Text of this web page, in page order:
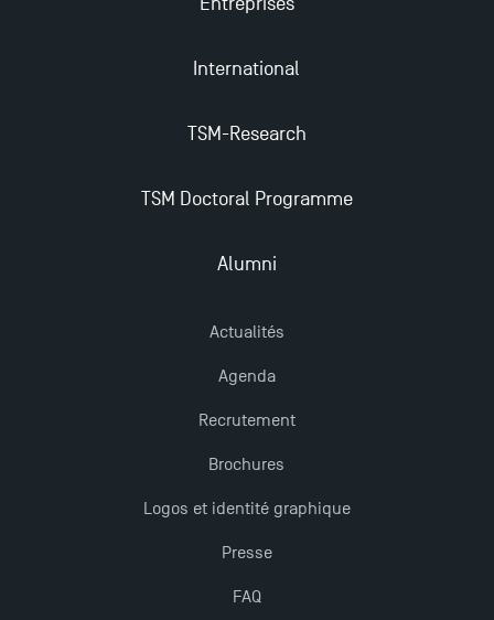
Nouvelles formations à Toulouse School of
International
TSM-Research
TSM Doctoral Programme
Alumni
Actualités
Agenda
Recrutement
Brochures
Logos et identité graphique
Presse
FAQ